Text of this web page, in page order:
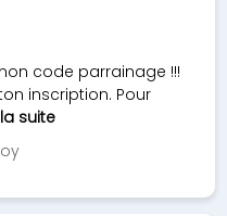
code parrainage !!!
inscription. Pour
suite